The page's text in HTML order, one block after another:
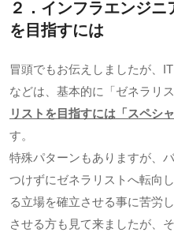
２．インフラエンジ
を目指すには
冒頭でもお伝えしましたが、 IT
などは、基本的に「ゼネラリ
リストを目指すには「スペシ
す。
特殊パターンもありますが、
つけずにゼネラリストへ転向
る立場を確立させる事に苦労
させる方も見て来ましたが、